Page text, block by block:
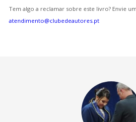
Tem algo a reclamar sobre este livro? Envie
atendimento@clubedeautores.pt